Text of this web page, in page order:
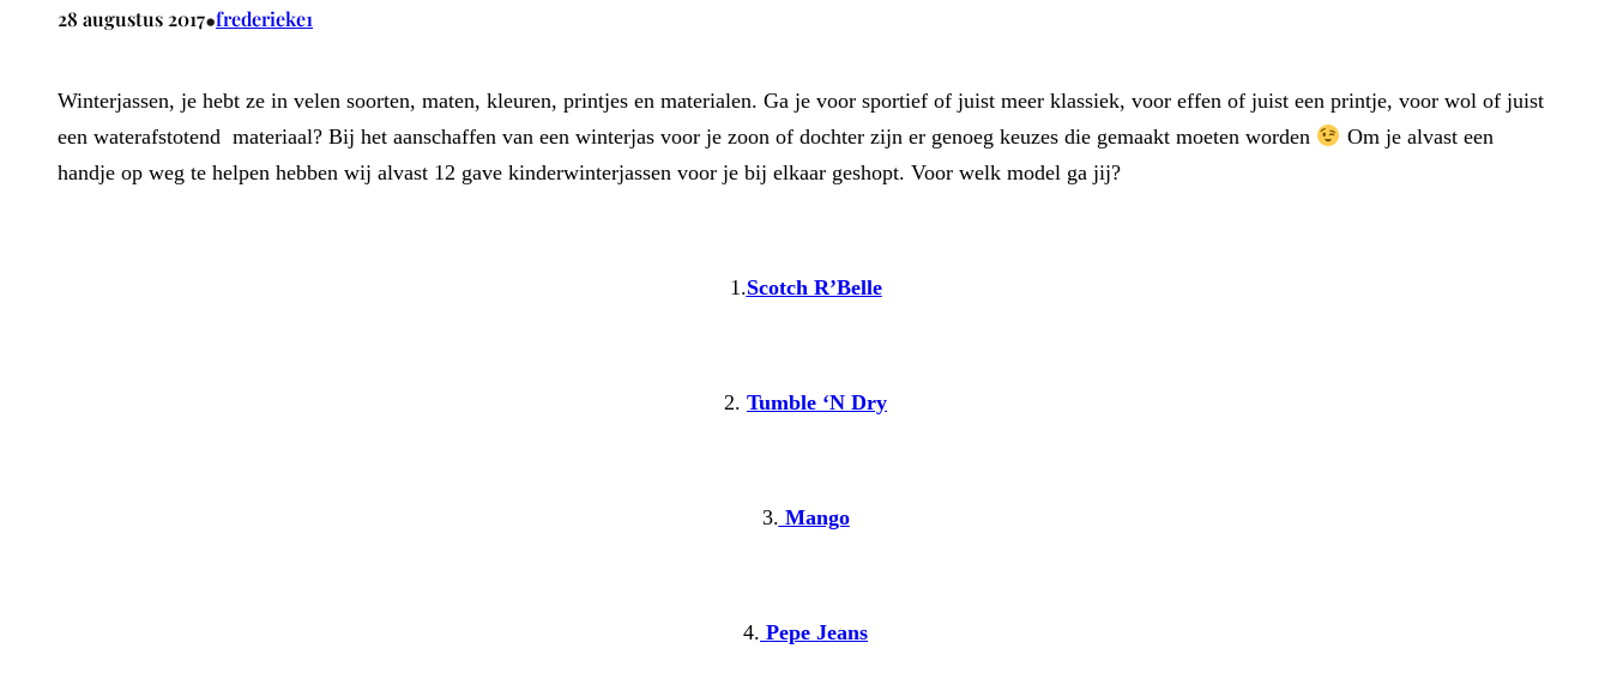
28 augustus 2017•frederieke1
Winterjassen, je hebt ze in velen soorten, maten, kleuren, printjes en materialen. Ga je voor sportief of juist meer klassiek, voor effen of juist een printje, voor wol of juist
een waterafstotend materiaal? Bij het aanschaffen van een winterjas voor je zoon of dochter zijn er genoeg keuzes die gemaakt moeten worden
Om je alvast een
handje op weg te helpen hebben wij alvast 12 gave kinderwinterjassen voor je bij elkaar geshopt. Voor welk model ga jij?
1.Scotch R’Belle
2. Tumble ‘N Dry
3. Mango
4. Pepe Jeans